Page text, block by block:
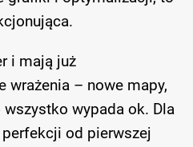
i mają już
wrażenia – nowe mapy,
wypada ok. Dla
od pierwszej